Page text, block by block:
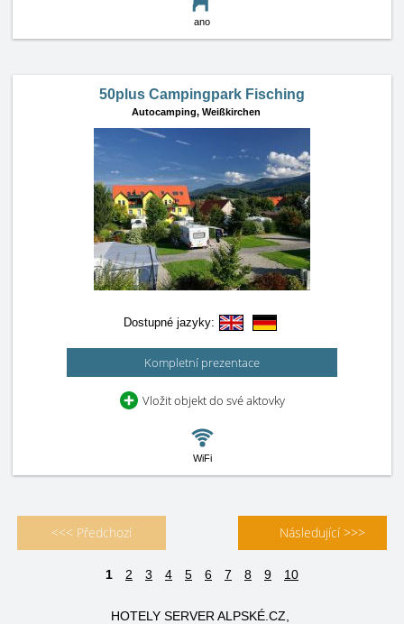
ano
50plus Campingpark Fisching
Autocamping, Weißkirchen
Dostupné jazyky:
Kompletní prezentace
Vložit objekt do své aktovky
WiFi
<<< Předchozí Následující >>>
1 2 3 4 5 6 7 8 9 10
HOTELY SERVER ALPSKÉ.CZ